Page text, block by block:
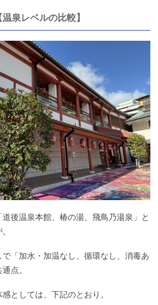
泉レベルの比較】
後温泉本館、椿の湯、飛鳥乃湯泉」と
「加水・加温なし、循環なし、消毒あ
点。
としては、下記のとおり。